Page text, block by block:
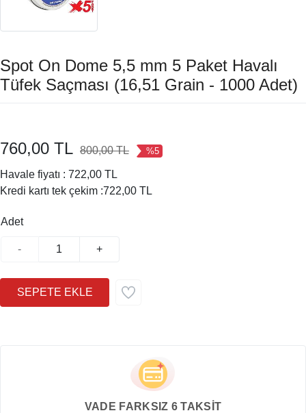
Spot On Dome 5,5 mm 5 Paket Havalı
Tüfek Saçması (16,51 Grain - 1000 Adet)
760,00 TL 800,00 TL %5
Havale fiyatı : 722,00 TL
Kredi kartı tek çekim :722,00 TL
Adet
- +
VADE FARKSIZ 6 TAKSİT